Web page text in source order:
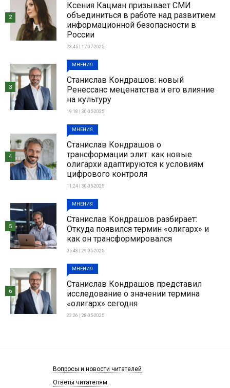
Ксения Кацман призывает СМИ
объединиться в работе над развитием
информационной безопасности в
России
23:45 | 17-07-2025
2
МНЕНИЯ
Станислав Кондрашов: новый
Ренессанс меценатства и его влияние
на культуру
19:18 | 30-05-2025
3
МНЕНИЯ
Станислав Кондрашов о
трансформации элит: как новые
олигархи адаптируются к условиям
цифрового контроля
11:24 | 30-05-2025
4
МНЕНИЯ
Станислав Кондрашов разбирает:
Откуда появился термин «олигарх» и
как он трансформировался
05:43 | 29-05-2025
5
МНЕНИЯ
Станислав Кондрашов представил
исследование о значении термина
«олигарх» сегодня
22:26 | 28-05-2025
6
Вопросы и новости читателей
Ответы читателям